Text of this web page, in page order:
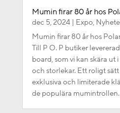
Mumin firar 80 år hos
dec 5, 2024| Expo,
Mumin firar 80 år hos
Till P O. P butiker
board, som vi kan skära ut
och storlekar. Ett roligt
exklusiva och limiterade
de populära mumintrollen.